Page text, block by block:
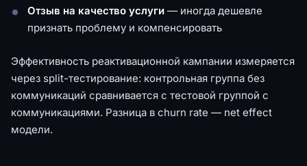
Отзыв на качество услуги — иногда дешевле
признать проблему и компенсировать
Эффективность реактивационной кампании измеряется
через split-тестирование: контрольная группа без
коммуникаций сравнивается с тестовой группой с
коммуникациями. Разница в churn rate — net effect
модели.